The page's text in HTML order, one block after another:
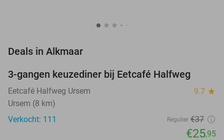
Deals in Alkmaar
3-gangen keuzediner bij Eetcafé Halfweg
Eetcafé Halfweg Ursem 9.7 star
Ursem (8 km)
Verkocht: 111
Regulier €37
€25,95